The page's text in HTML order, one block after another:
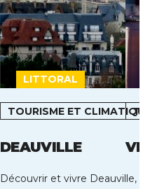
LITTORAL
TOURISME ET CLIMATIQUE
DEAUVILLE
Découvrir et vivre Deauville,